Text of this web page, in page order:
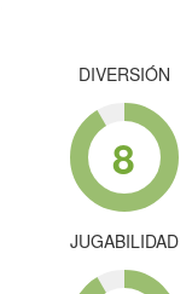
DIVERSIÓN
8
JUGABILIDAD